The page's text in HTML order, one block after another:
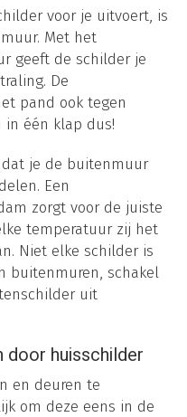
voor je uitvoert, is
Met het
geeft de schilder je
De
pand ook tegen
in één klap dus!
je de buitenmuur
Een
zorgt voor de juiste
temperatuur zij het
Niet elke schilder is
buitenmuren, schakel
uit
door huisschilder
en deuren te
om deze eens in de